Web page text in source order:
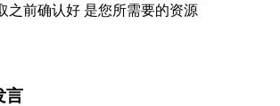
之前确认好 是您所需要的资源
言